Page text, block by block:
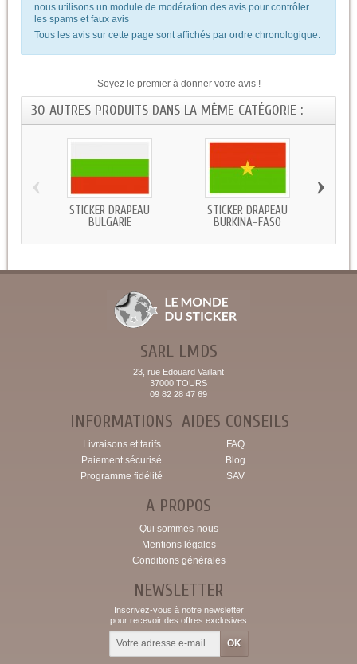
nous utilisons un module de modération des avis pour contrôler
les spams et faux avis
Tous les avis sur cette page sont affichés par ordre chronologique.
Soyez le premier à donner votre avis !
30 AUTRES PRODUITS DANS LA MÊME CATÉGORIE :
STICKER DRAPEAU
BULGARIE
STICKER DRAPEAU
BURKINA-FASO
‹ ›
SARL LMDS
23, rue Edouard Vaillant
37000 TOURS
09 82 28 47 69
INFORMATIONS
Livraisons et tarifs
Paiement sécurisé
Programme fidélité
AIDES CONSEILS
FAQ
Blog
SAV
A PROPOS
Qui sommes-nous
Mentions légales
Conditions générales
NEWSLETTER
Inscrivez-vous à notre newsletter
pour recevoir des offres exclusives